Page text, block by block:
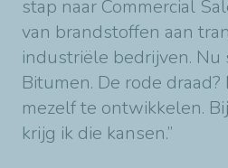
stap naar Commercial
van brandstoffen aan
industriële bedrijven. Nu
Bitumen. De rode
mezelf te ontwikkelen.
krijg ik die kansen.”